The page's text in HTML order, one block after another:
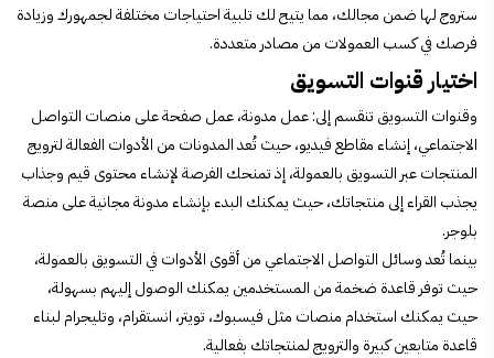
ستروج لها ضمن مجالك، مما يتيح لك تلبية احتياجات مختلفة لجمهورك وزيادة
فرصك في كسب العمولات من مصادر متعددة.
اختيار قنوات التسويق
وقنوات التسويق تنقسم إلى: عمل مدونة، عمل صفحة على منصات التواصل
الاجتماعي، إنشاء مقاطع فيديو، حيثتُعد المدونات من الأدوات الفعالة لترويج
المنتجات عبر التسويق بالعمولة، إذ تمنحك الفرصة لإنشاء محتوى قيم وجذاب
يجذب القراء إلى منتجاتك، حيث يمكنك البدء بإنشاء مدونة مجانية على منصة
بلوجر.
بينماتُعد وسائل التواصل الاجتماعي من أقوى الأدوات في التسويق بالعمولة،
حيث توفر قاعدة ضخمة من المستخدمين يمكنك الوصول إليهم بسهولة،
حيث يمكنك استخدام منصات مثل فيسبوك، تويتر، انستقرام، وتليجرام لبناء
قاعدة متابعين كبيرة والترويج لمنتجاتك بفعالية.